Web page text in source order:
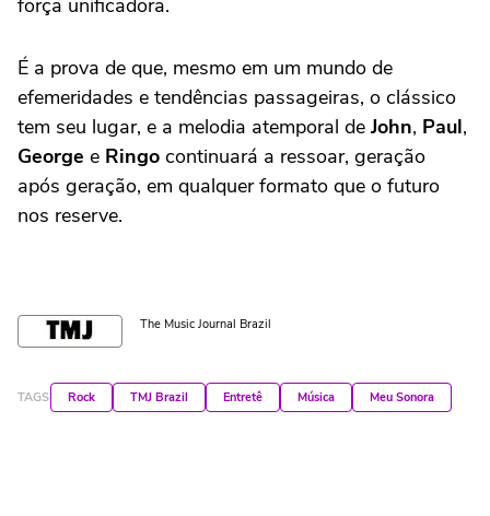
força unificadora.
É a prova de que, mesmo em um mundo de
efemeridades e tendências passageiras, o clássico
tem seu lugar, e a melodia atemporal de John, Paul,
George e Ringo continuará a ressoar, geração
após geração, em qualquer formato que o futuro
nos reserve.
The Music Journal Brazil
TAGS Rock TMJ Brazil Entretê Música Meu Sonora